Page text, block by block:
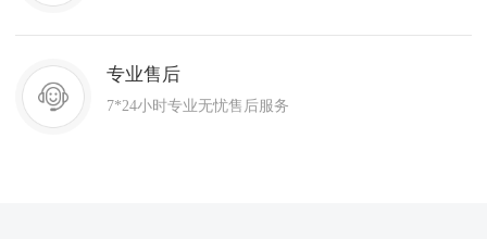
专业售后
7*24小时专业无忧售后服务